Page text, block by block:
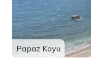
Papaz Koyu